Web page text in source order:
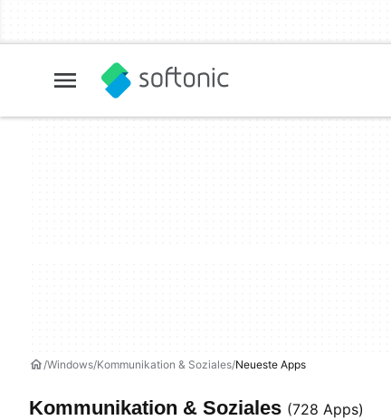
Windows Kommunikation & Soziales Neueste Apps
Kommunikation & Soziales (728 Apps)